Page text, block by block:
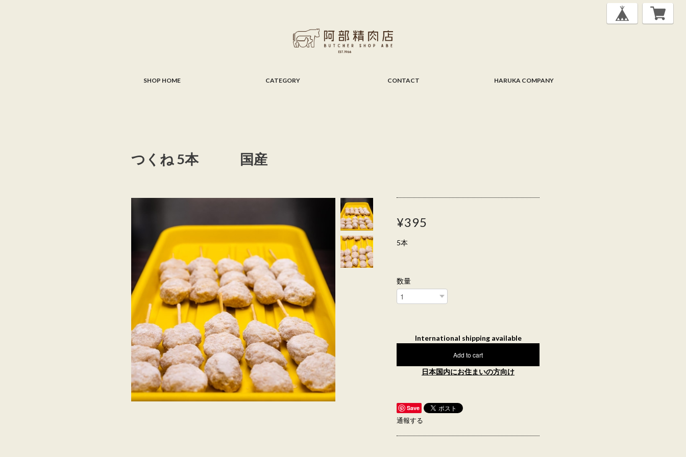
SHOP HOME CATEGORY CONTACT HARUKA COMPANY
つくね 5本 国産
¥395
5本
数量
International shipping available
Add to cart
日本国内にお住まいの方向け
Save
通報する